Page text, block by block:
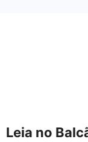
Leia no